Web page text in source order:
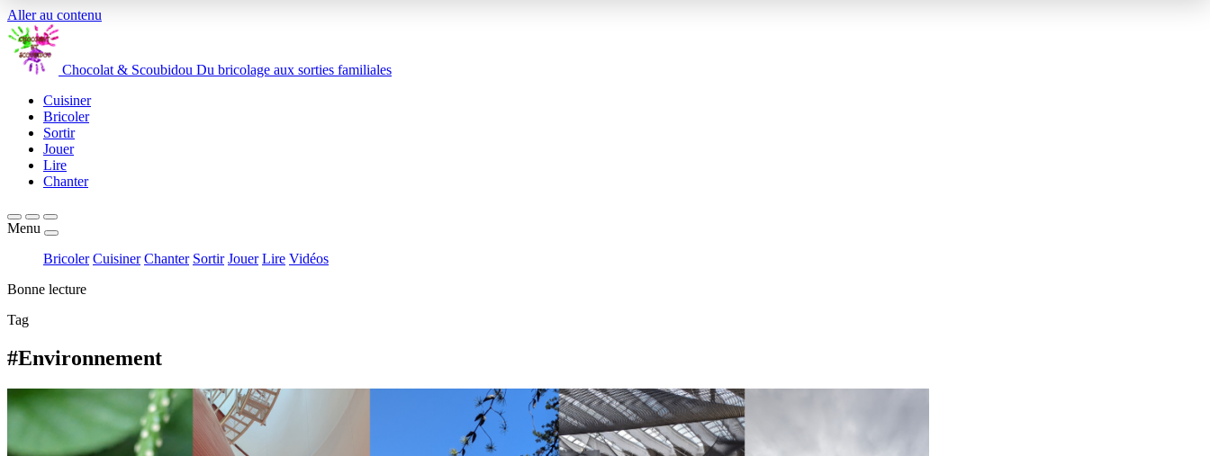
Aller au contenu
Chocolat & Scoubidou Du bricolage aux sorties familiales
Cuisiner
Bricoler
Sortir
Jouer
Lire
Chanter
Menu
Bricoler Cuisiner Chanter Sortir Jouer Lire Vidéos
Bonne lecture
Tag
#Environnement